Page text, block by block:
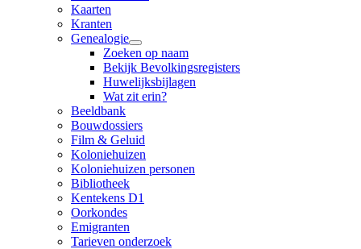
Kaarten
Kranten
Genealogie
Zoeken op naam
Bekijk Bevolkingsregisters
Huwelijksbijlagen
Wat zit erin?
Beeldbank
Bouwdossiers
Film & Geluid
Koloniehuizen
Koloniehuizen personen
Bibliotheek
Kentekens D1
Oorkondes
Emigranten
Tarieven onderzoek